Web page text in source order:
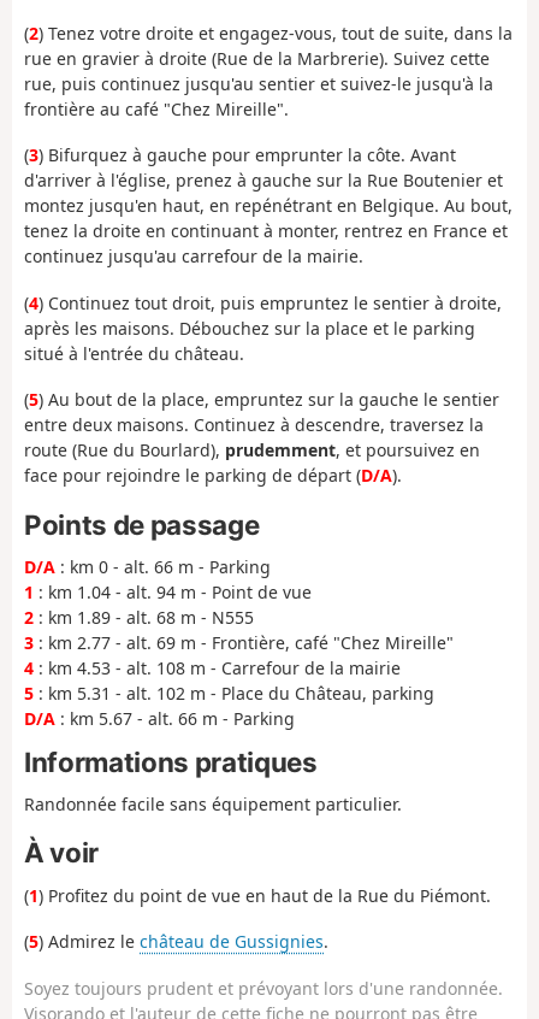
(2) Tenez votre droite et engagez-vous, tout de suite, dans la
rue en gravier à droite (Rue de la Marbrerie). Suivez cette
rue, puis continuez jusqu'au sentier et suivez-le jusqu'à la
frontière au café "Chez Mireille".
(3) Bifurquez à gauche pour emprunter la côte. Avant
d'arriver à l'église, prenez à gauche sur la Rue Boutenier et
montez jusqu'en haut, en repénétrant en Belgique. Au bout,
tenez la droite en continuant à monter, rentrez en France et
continuez jusqu'au carrefour de la mairie.
(4) Continuez tout droit, puis empruntez le sentier à droite,
après les maisons. Débouchez sur la place et le parking
situé à l'entrée du château.
(5) Au bout de la place, empruntez sur la gauche le sentier
entre deux maisons. Continuez à descendre, traversez la
route (Rue du Bourlard), prudemment, et poursuivez en
face pour rejoindre le parking de départ (D/A).
Points de passage
D/A : km 0 - alt. 66 m - Parking
1 : km 1.04 - alt. 94 m - Point de vue
2 : km 1.89 - alt. 68 m - N555
3 : km 2.77 - alt. 69 m - Frontière, café "Chez Mireille"
4 : km 4.53 - alt. 108 m - Carrefour de la mairie
5 : km 5.31 - alt. 102 m - Place du Château, parking
D/A : km 5.67 - alt. 66 m - Parking
Informations pratiques
Randonnée facile sans équipement particulier.
À voir
(1) Profitez du point de vue en haut de la Rue du Piémont.
(5) Admirez le château de Gussignies.
Soyez toujours prudent et prévoyant lors d'une randonnée.
Visorando et l'auteur de cette fiche ne pourront pas être